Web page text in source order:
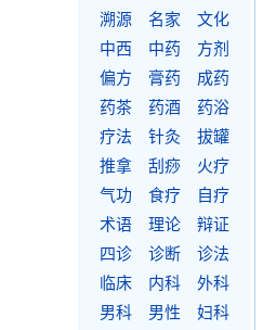
溯源
名家
文化
中西
中药
方剂
偏方
膏药
成药
药茶
药酒
药浴
疗法
针灸
拔罐
推拿
刮痧
火疗
气功
食疗
自疗
术语
理论
辩证
四诊
诊断
诊法
临床
内科
外科
男科
男性
妇科